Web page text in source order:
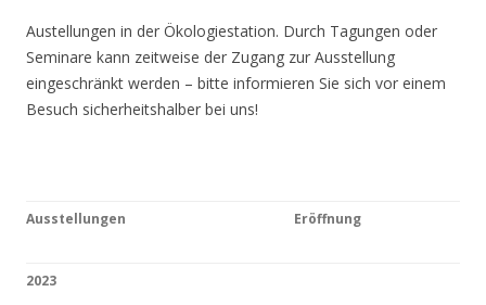
Austellungen in der Ökologiestation. Durch Tagungen oder
Seminare kann zeitweise der Zugang zur Ausstellung
eingeschränkt werden – bitte informieren Sie sich vor einem
Besuch sicherheitshalber bei uns!
Ausstellungen Eröffnung
2023